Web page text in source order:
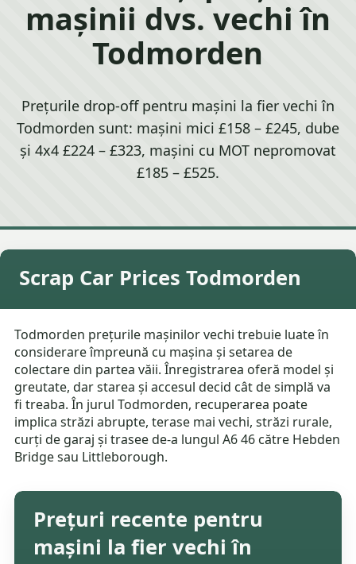
mașinii dvs. vechi în
Todmorden
Prețurile drop-off pentru mașini la fier vechi în
Todmorden sunt: mașini mici £158 – £245, dube
și 4x4 £224 – £323, mașini cu MOT nepromovat
£185 – £525.
Scrap Car Prices Todmorden
Todmorden prețurile mașinilor vechi trebuie luate în
considerare împreună cu mașina și setarea de
colectare din partea văii. Înregistrarea oferă model și
greutate, dar starea și accesul decid cât de simplă va
fi treaba. În jurul Todmorden, recuperarea poate
implica străzi abrupte, terase mai vechi, străzi rurale,
curți de garaj și trasee de-a lungul A6 46 către Hebden
Bridge sau Littleborough.
Prețuri recente pentru
mașini la fier vechi în